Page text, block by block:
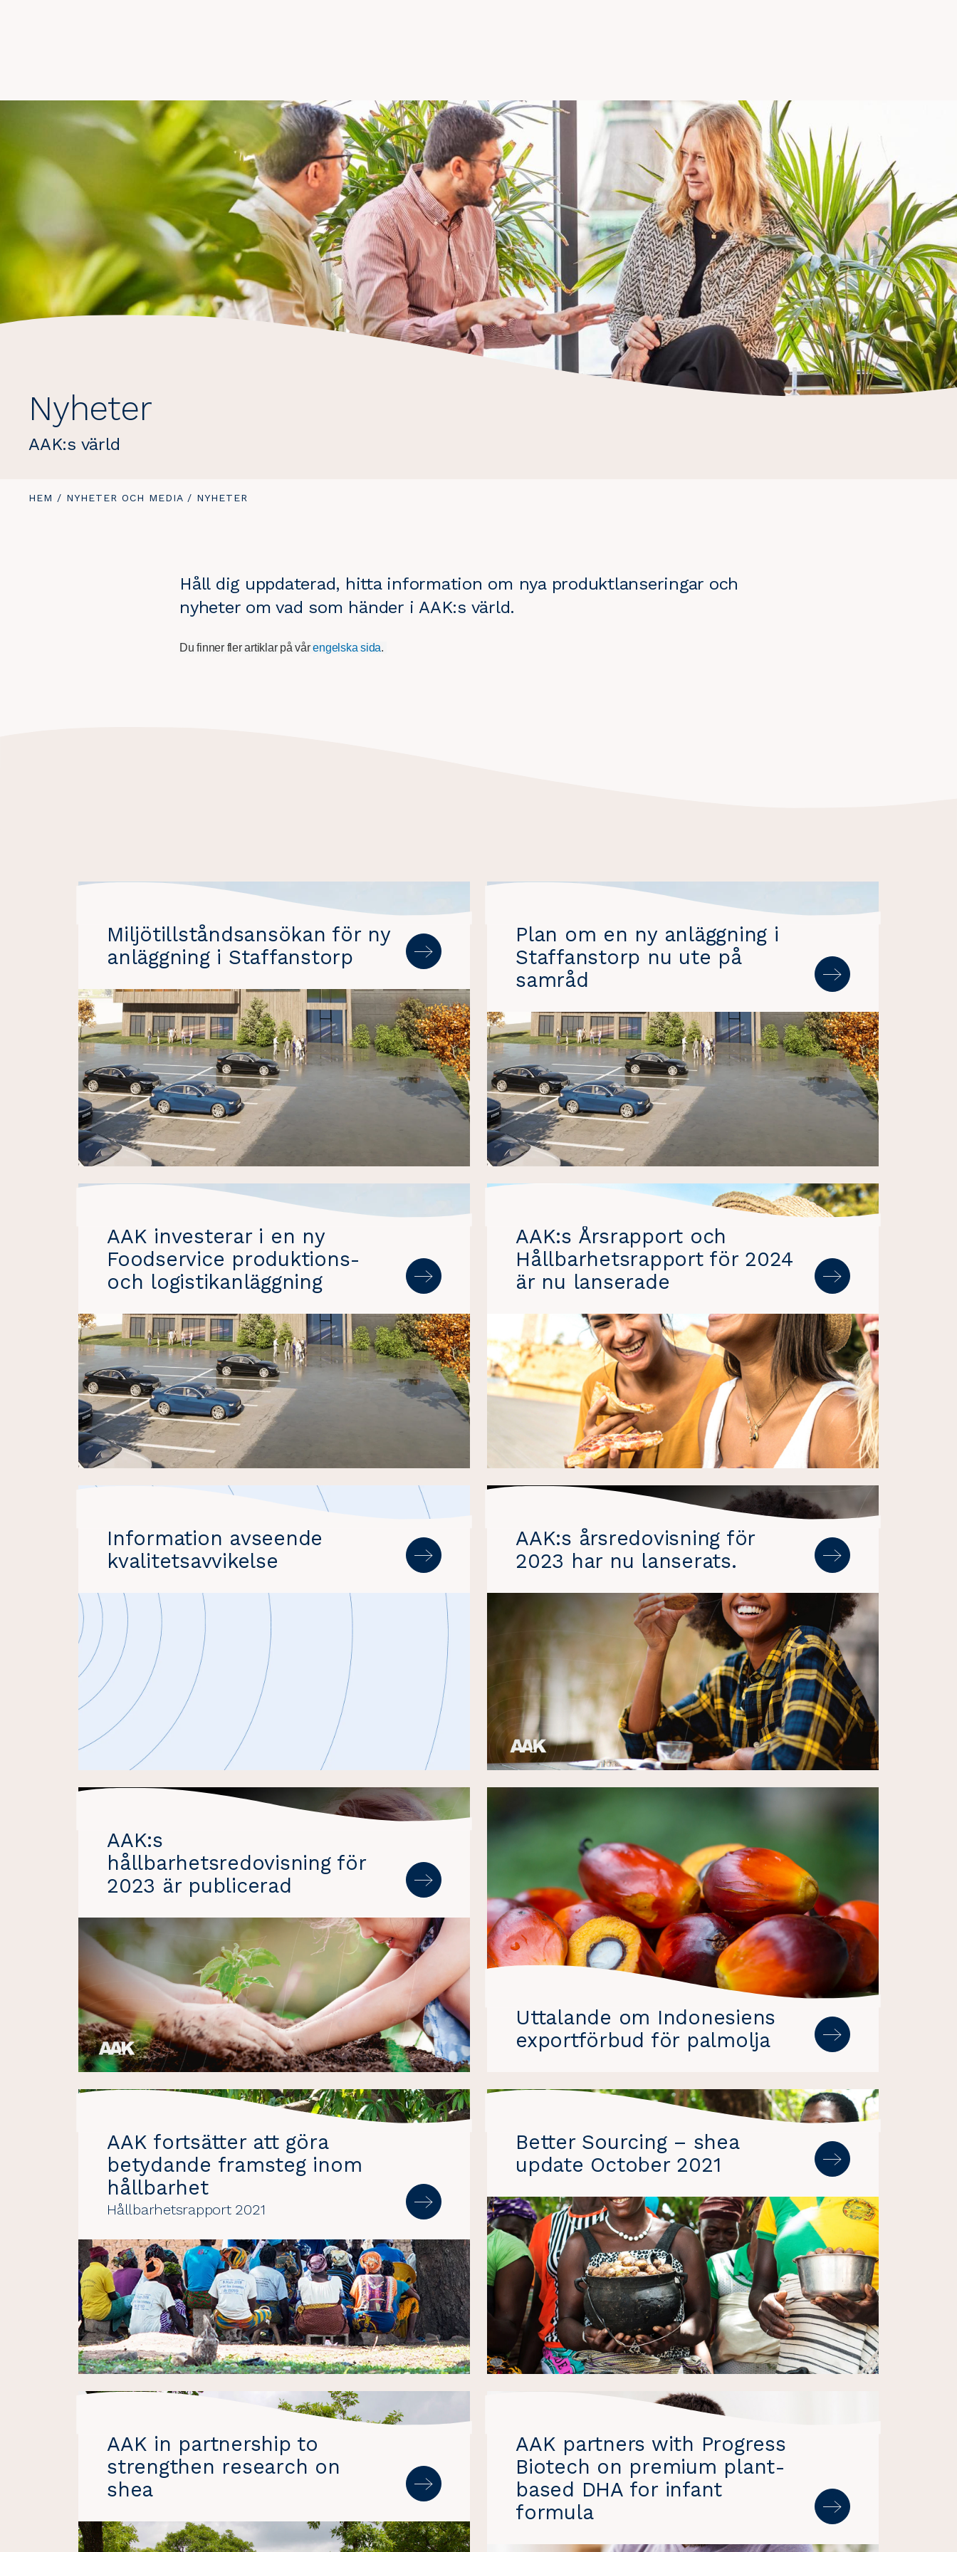
Nyheter
AAK:s värld
DU
HEM / NYHETER OCH MEDIA / DU
NYHETER
Håll dig uppdaterad, hitta information om nya produktlanseringar och
nyheter om vad som händer i AAK:s värld.
Du finner fler artiklar på vårengelska sida.
Miljötillståndsansökan för ny
anläggning i Staffanstorp
Plan om en ny anläggning i
Staffanstorp nu ute på
samråd
AAK investerar i en ny
Foodservice produktions-
och logistikanläggning
AAK:s Årsrapport och
Hållbarhetsrapport för 2024
är nu lanserade
Information avseende
kvalitetsavvikelse
AAK:s årsredovisning för
2023 har nu lanserats.
AAK:s
hållbarhetsredovisning för
2023 är publicerad
Uttalande om Indonesiens
exportförbud för palmolja
AAK fortsätter att göra
betydande framsteg inom
hållbarhet
Hållbarhetsrapport 2021
Better Sourcing – shea
update October 2021
AAK in partnership to
strengthen research on
shea
AAK partners with Progress
Biotech on premium plant-
based DHA for infant
formula